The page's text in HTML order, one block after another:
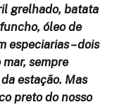
grelhado, batata
óleo de
especiarias – dois
sempre
estação. Mas
preto do nosso